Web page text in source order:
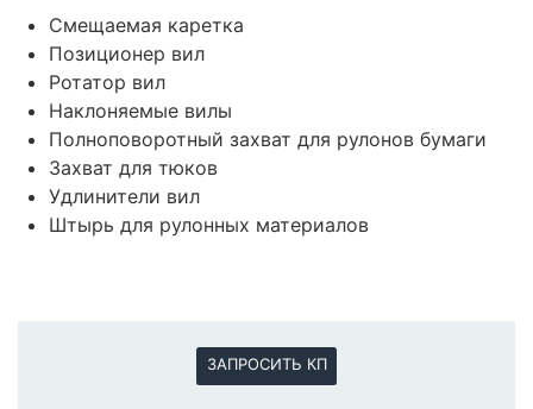
Смещаемая каретка
Позиционер вил
Ротатор вил
Наклоняемые вилы
Полноповоротный захват для рулонов бумаги
Захват для тюков
Удлинители вил
Штырь для рулонных материалов
ЗАПРОСИТЬ КП